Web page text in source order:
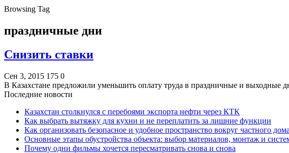
Browsing Tag
праздничные дни
Снизить ставки
Сен 3, 2015 175 0
В Казахстане предложили уменьшить оплату труда в праздничные и выходные
Последние новости
Казахстан столкнулся с перебоями экспорта нефти через КТК
Как выбрать вытяжку для кухни и не переплатить за лишние функции
Как организовать безопасное и удобное пространство вокруг частного дома
Основные этапы обустройства объекта: выбор материалов, монтаж и
Почему одни фильмы хочется пересматривать снова и снова